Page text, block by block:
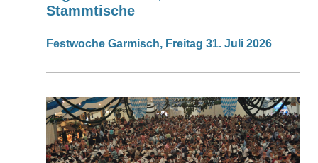
Stammtische
Festwoche Garmisch, Freitag 31. Juli 2026